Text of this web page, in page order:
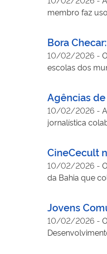
educação
enfrentamento
segmentos da
para
membro faz
Bahia, em
Bora
10/02/2026 -
escolas dos
manutenção
Agências
10/02/2026 -
jornalística
cidadã,
CineCecult
10/02/2026 -
da Bahia que
Jovens
10/02/2026 -